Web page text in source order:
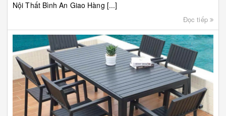
Nội Thất Bình An Giao Hàng [...]
Đọc tiếp